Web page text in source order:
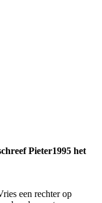
Pieter1995 het
een rechter op